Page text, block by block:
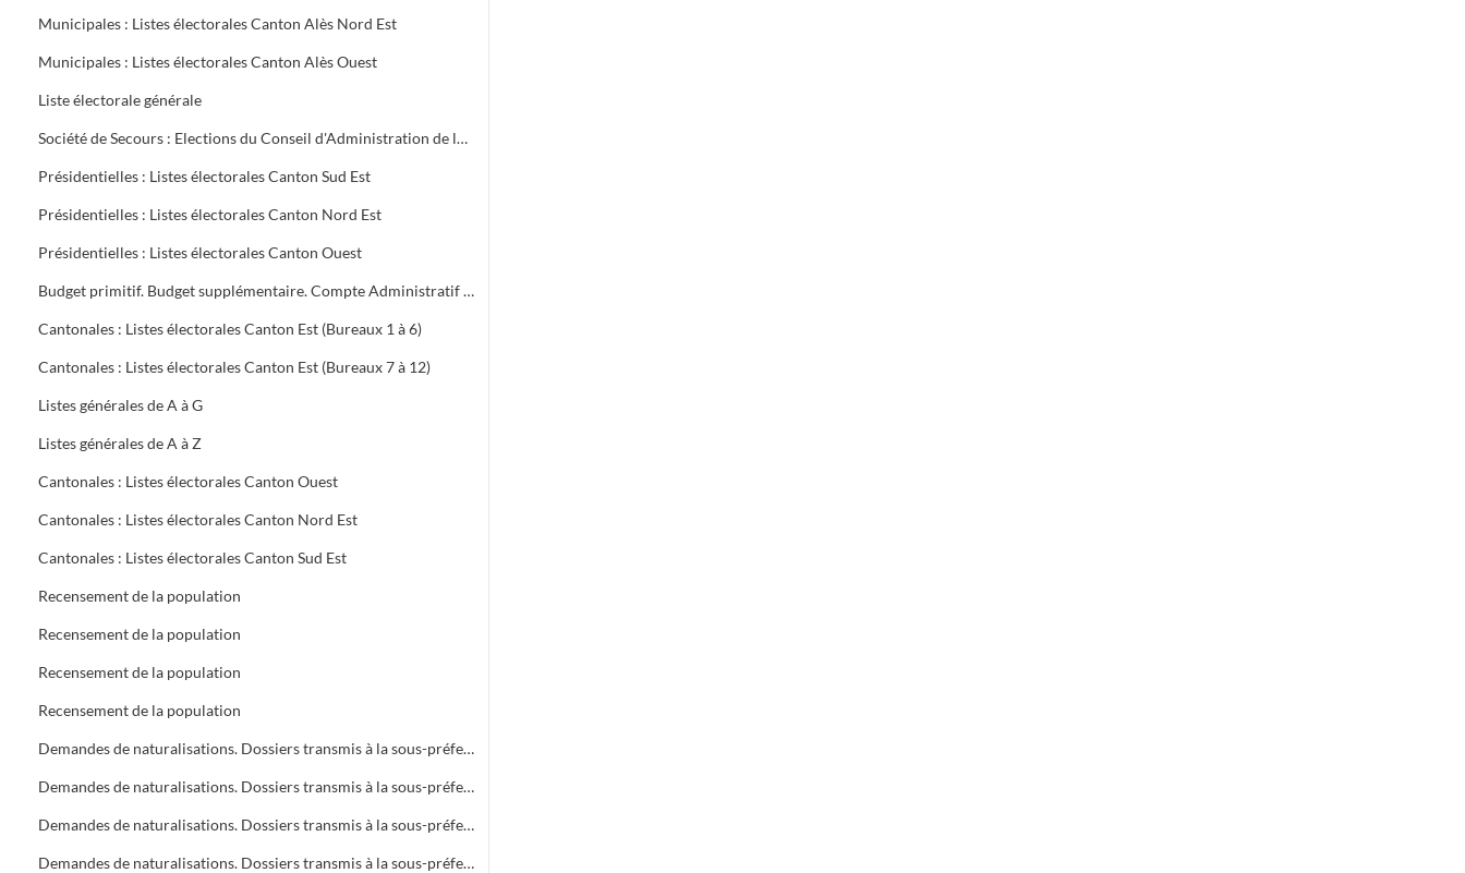
Municipales : Listes électorales Canton Alès Nord Est
Municipales : Listes électorales Canton Alès Ouest
Liste électorale générale
Société de Secours : Elections du Conseil d'Administration de la Société groupe sud des Houillères du Bassin des Cévennes (H.B.C.)
Présidentielles : Listes électorales Canton Sud Est
Présidentielles : Listes électorales Canton Nord Est
Présidentielles : Listes électorales Canton Ouest
Budget primitif. Budget supplémentaire. Compte Administratif (C.A.). Annexes au budget
Cantonales : Listes électorales Canton Est (Bureaux 1 à 6)
Cantonales : Listes électorales Canton Est (Bureaux 7 à 12)
Listes générales de A à G
Listes générales de A à Z
Cantonales : Listes électorales Canton Ouest
Cantonales : Listes électorales Canton Nord Est
Cantonales : Listes électorales Canton Sud Est
Recensement de la population
Recensement de la population
Recensement de la population
Recensement de la population
Demandes de naturalisations. Dossiers transmis à la sous-préfecture
Demandes de naturalisations. Dossiers transmis à la sous-préfecture
Demandes de naturalisations. Dossiers transmis à la sous-préfecture
Demandes de naturalisations. Dossiers transmis à la sous-préfecture